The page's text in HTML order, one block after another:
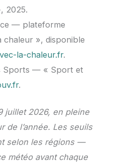
2025.
— plateforme
chaleur », disponible
la-chaleur.fr.
Sports — « Sport et
.
juillet 2026, en pleine
de l’année. Les seuils
selon les régions —
météo avant chaque